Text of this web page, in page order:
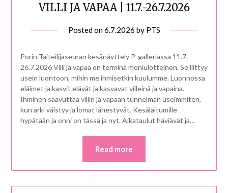
VILLI JA VAPAA | 11.7.-26.7.2026
Posted on6.7.2026 by PTS
Porin Taiteilijaseuran kesänäyttely P-galleriassa 11.7. –
26.7.2026 Villi ja vapaa on terminä moniulotteinen. Se liittyy
usein luontoon, mihin me ihmisetkin kuulumme. Luonnossa
eläimet ja kasvit elävät ja kasvavat villeinä ja vapaina.
Ihminen saavuttaa villin ja vapaan tunnelman useimmiten,
kun arki väistyy ja lomat lähestyvät. Kesälaitumille
hypätään ja onni on tässä ja nyt. Aikataulut häviävät ja…
Read more